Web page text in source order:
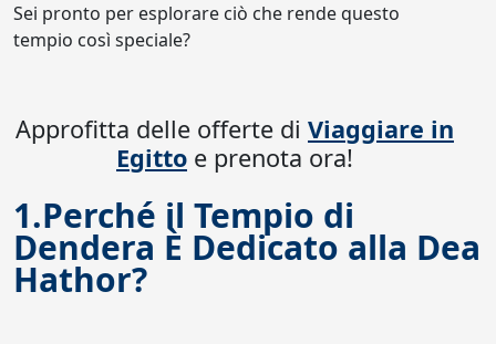
Sei pronto per esplorare ciò che rende questo
tempio così speciale?
Approfitta delle offerte di Viaggiare in
Egitto e prenota ora!
1.Perché il Tempio di
Dendera È Dedicato alla Dea
Hathor?